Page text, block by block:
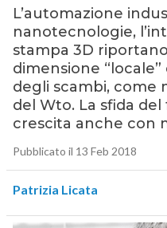
L’automazione
nanotecnologie,
stampa 3D
dimensione
degli scambi, come
del Wto. La sfida
crescita anche con
Pubblicato il 13 Feb 2018
Patrizia Licata